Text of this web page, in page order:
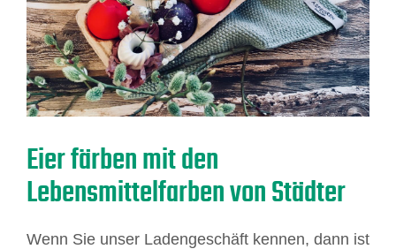
Eier färben mit den
Lebensmittelfarben von Städter
Wenn Sie unser Ladengeschäft kennen, dann ist